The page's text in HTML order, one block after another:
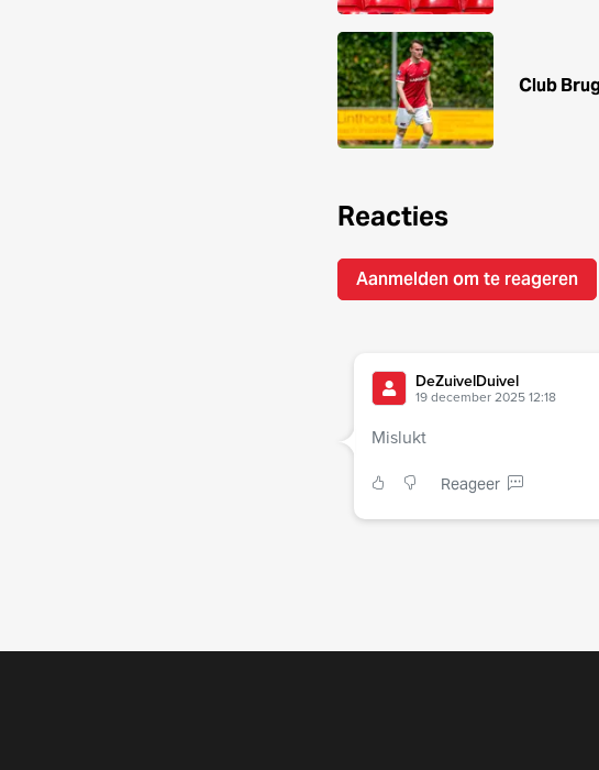
Club
Reacties
Aanmelden om te reageren
DeZuivelDuivel
19 december 2025 12:18
Mislukt
Reageer